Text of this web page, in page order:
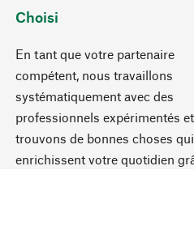
Choisi
En tant que votre partenaire
compétent, nous travaillons
systématiquement avec des
professionnels expérimentés et
trouvons de bonnes choses qui
enrichissent votre quotidien